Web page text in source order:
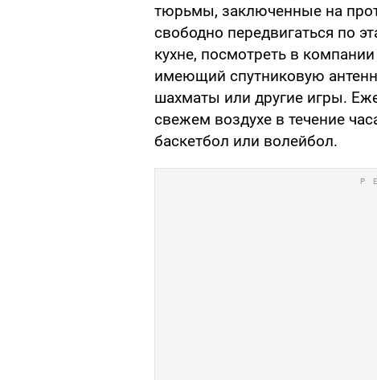
тюрьмы, заключенные на
свободно передвигаться по
кухне, посмотреть в
имеющий спутниковую
шахматы или другие игры.
свежем воздухе в течение
баскетбол или волейбол.